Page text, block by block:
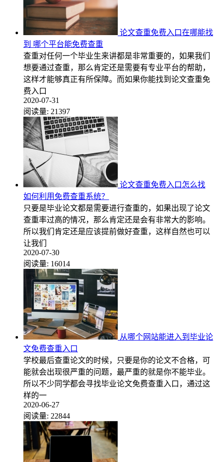
论文查重免费入口在哪能找
到 哪个平台能免费查重
查重对任何一个毕业生来讲都是非常重要的，如果我们
想要通过查重，那么肯定还是需要有专业平台的帮助，
这样才能够真正有所保障。而如果你能找到论文查重免
费入口
2020-07-31
阅读量: 21397
论文查重免费入口怎么找
如何利用免费查重系统？
只要是毕业论文都是需要进行查重的，如果出现了论文
查重率过高的情况，那么肯定还是会有非常大的影响。
所以我们肯定还是应该提前做好查重，这样自然也可以
让我们
2020-07-30
阅读量: 16014
从哪个网站能进入到毕业论
文免费查重入口
学校最后查重论文的时候，只要是你的论文不合格，可
能就会出现很严重的问题，最严重的就是你不能毕业。
所以不少同学都会寻找毕业论文免费查重入口，通过这
样的一
2020-06-27
阅读量: 22844